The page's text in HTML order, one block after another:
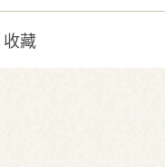
收藏